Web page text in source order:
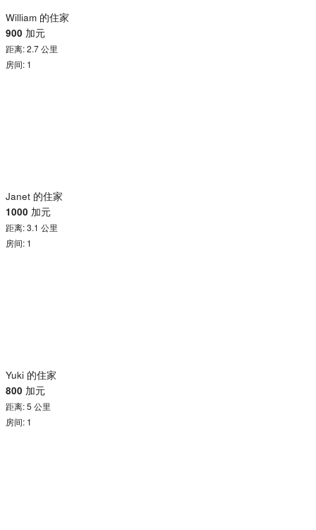
William 的住家
900 加元
距离: 2.7 公里
房间: 1
Janet 的住家
1000 加元
距离: 3.1 公里
房间: 1
Yuki 的住家
800 加元
距离: 5 公里
房间: 1